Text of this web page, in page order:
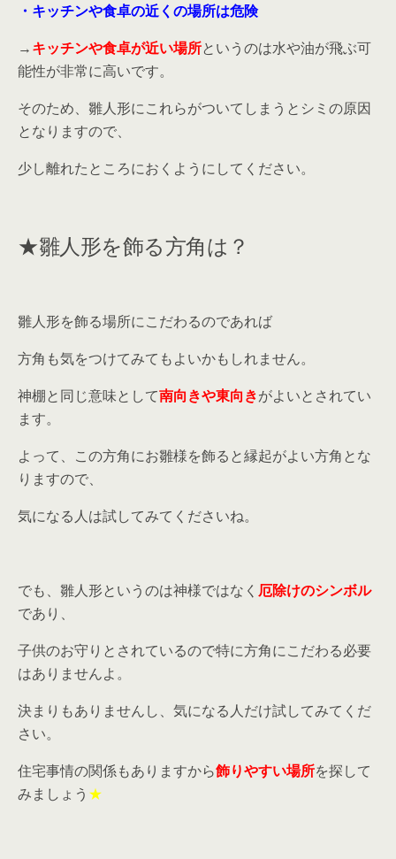
・キッチンや食卓の近くの場所は危険
→キッチンや食卓が近い場所というのは水や油が飛ぶ可
能性が非常に高いです。
そのため、雛人形にこれらがついてしまうとシミの原因
となりますので、
少し離れたところにおくようにしてください。
★雛人形を飾る方角は？
雛人形を飾る場所にこだわるのであれば
方角も気をつけてみてもよいかもしれません。
神棚と同じ意味として南向きや東向きがよいとされてい
ます。
よって、この方角にお雛様を飾ると縁起がよい方角とな
りますので、
気になる人は試してみてくださいね。
でも、雛人形というのは神様ではなく 厄除けのシンボル
であり、
子供のお守りとされているので特に方角にこだわる必要
はありませんよ。
決まりもありませんし、気になる人だけ試してみてくだ
さい。
住宅事情の関係もありますから飾りやすい場所を探して
みましょう ★